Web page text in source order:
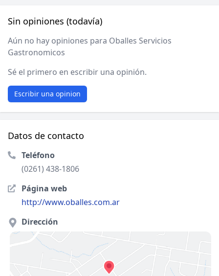
Sin opiniones (todavía)
Aún no hay opiniones para Oballes Servicios
Gastronomicos
Sé el primero en escribir una opinión.
Escribir una opinion
Datos de contacto
Teléfono
(0261) 438-1806
Página web
http://www.oballes.com.ar
Dirección